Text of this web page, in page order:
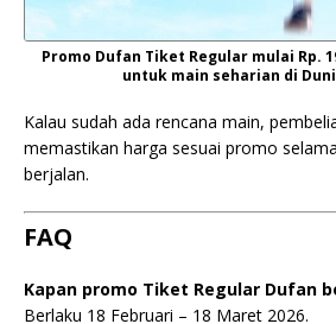
Promo Dufan Tiket Regular mulai Rp.
untuk main seharian di
Kalau sudah ada rencana main,
memastikan harga sesuai promo
berjalan.
FAQ
Kapan promo Tiket Regular Dufan
Berlaku 18 Februari – 18 Maret 2026.